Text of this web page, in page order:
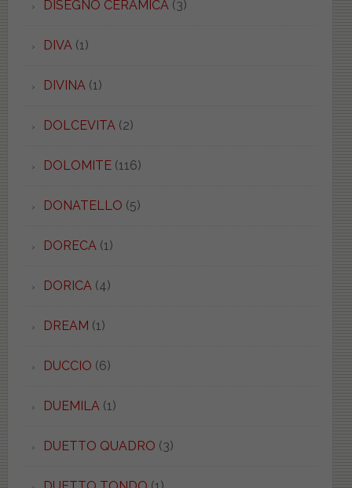
DISEGNO CERAMICA(3)
DIVA(1)
DIVINA(1)
DOLCEVITA(2)
DOLOMITE(116)
DONATELLO (5)
DORECA(1)
DORICA(4)
DREAM (1)
DUCCIO (6)
DUEMILA(1)
DUETTO QUADRO (3)